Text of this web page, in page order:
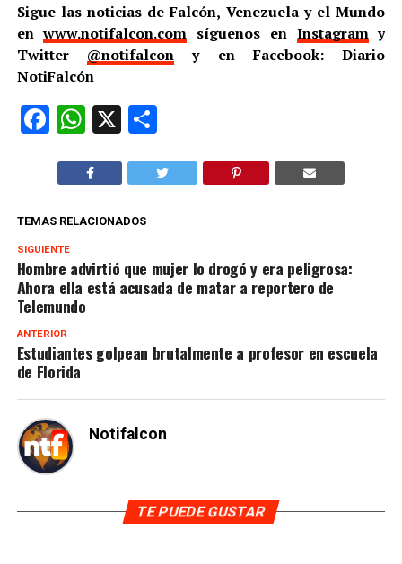
Sigue las noticias de Falcón, Venezuela y el Mundo
enwww.notifalcon.com síguenos en Instagramy
Twitter @notifalcon y en Facebook: Diario
NotiFalcón
Facebook
WhatsApp
X Compartir
TEMAS RELACIONADOS
SIGUIENTE
Hombre advirtió que mujer lo drogó y era peligrosa:
Ahora ella está acusada de matar a reportero de
Telemundo
ANTERIOR
Estudiantes golpean brutalmente a profesor en escuela
de Florida
Notifalcon
TE PUEDE GUSTAR